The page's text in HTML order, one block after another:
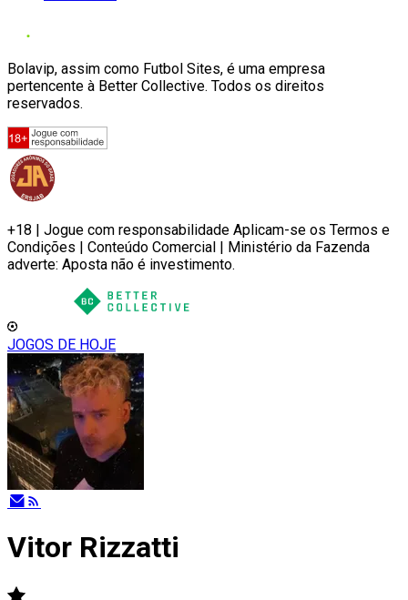
Bolavip, assim como Futbol Sites, é uma empresa
pertencente à Better Collective. Todos os direitos
reservados.
+18 | Jogue com responsabilidade Aplicam-se os Termos e
Condições | Conteúdo Comercial | Ministério da Fazenda
adverte: Aposta não é investimento.
JOGOS DE HOJE
Vitor Rizzatti